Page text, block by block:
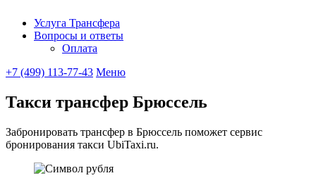
Ubitaxi
Услуга Трансфера
Вопросы и ответы
Оплата
+7 (499) 113-77-43 Меню
Такси трансфер Брюссель
Забронировать трансфер в Брюссель поможет сервис
бронирования такси UbiTaxi.ru.